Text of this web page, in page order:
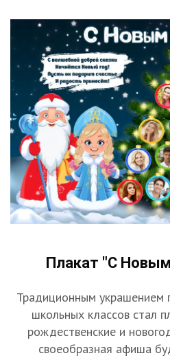
Плакат "С
Традиционным украшением
школьных классов стал
рождественские и
своеобразная афиша